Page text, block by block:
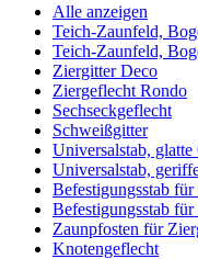
Alle anzeigen
Teich-Zaunfeld,
Teich-Zaunfeld,
Ziergitter Deco
Ziergeflecht Rondo
Sechseckgeflecht
Schweißgitter
Universalstab, glatte
Universalstab,
Befestigungsstab
Befestigungsstab
Zaunpfosten für
Knotengeflecht